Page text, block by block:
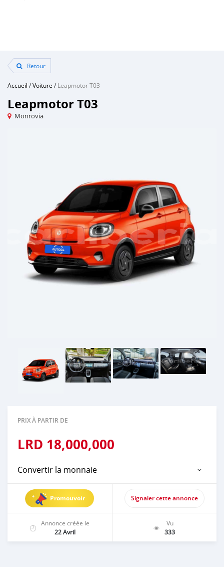
Retour
Accueil /Voiture /Leapmotor T03
Leapmotor T03
Monrovia
PRIX À PARTIR DE
LRD 18,000,000
Convertir la monnaie
Promouvoir Signaler cette annonce
Annonce créée le
22 Avril
Vu
333